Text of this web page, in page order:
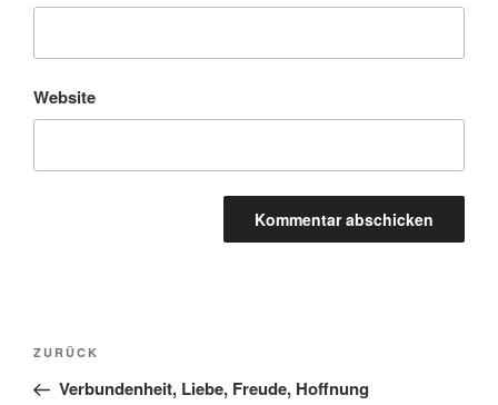
Website
Beitragsnavigation
Vorheriger
Beitrag
ZURÜCK
Verbundenheit, Liebe, Freude, Hoffnung